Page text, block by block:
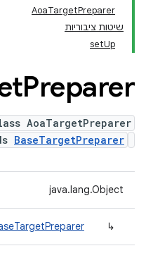
AoaTargetPreparer
שיטות ציבוריות
setUp
Preparer
AoaTargetPreparer
BaseTargetPreparer
java.lang.Object
↳